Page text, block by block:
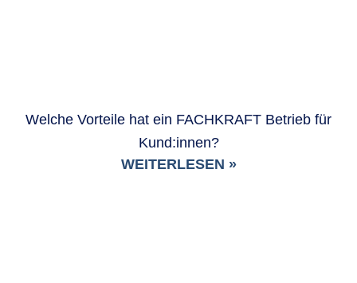
Welche Vorteile hat ein FACHKRAFT Betrieb für
Kund:innen?
WEITERLESEN »